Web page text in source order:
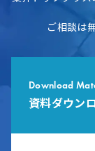
ご相談は
Download
資料ダウン